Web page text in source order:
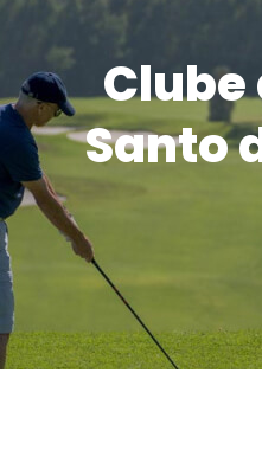
Clube
Santo